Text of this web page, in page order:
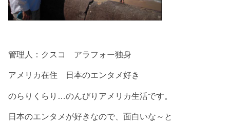
管理人：クスコ アラフォー独身
アメリカ在住 日本のエンタメ好き
のらりくらり…のんびりアメリカ生活です。
日本のエンタメが好きなので、面白いな～と